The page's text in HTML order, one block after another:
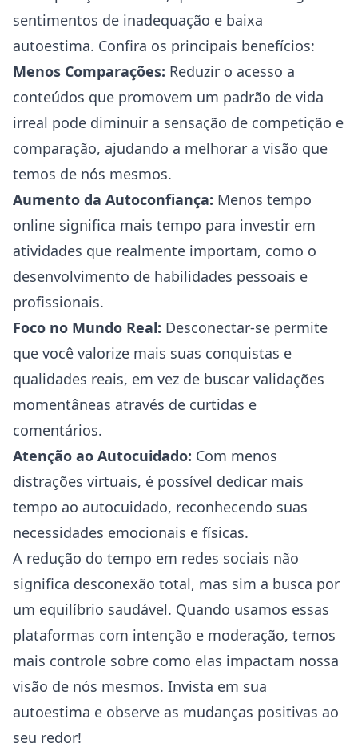
sentimentos de inadequação e baixa
autoestima. Confira os principais benefícios:
Menos Comparações: Reduzir o acesso a
conteúdos que promovem um padrão de vida
irreal pode diminuir a sensação de competição e
comparação, ajudando a melhorar a visão que
temos de nós mesmos.
Aumento da Autoconfiança: Menos tempo
online significa mais tempo para investir em
atividades que realmente importam, como o
desenvolvimento de habilidades pessoais e
profissionais.
Foco no Mundo Real: Desconectar-se permite
que você valorize mais suas conquistas e
qualidades reais, em vez de buscar validações
momentâneas através de curtidas e
comentários.
Atenção ao Autocuidado: Com menos
distrações virtuais, é possível dedicar mais
tempo ao autocuidado, reconhecendo suas
necessidades emocionais e físicas.
A redução do tempo em redes sociais não
significa desconexão total, mas sim a busca por
um equilíbrio saudável. Quando usamos essas
plataformas com intenção e moderação, temos
mais controle sobre como elas impactam nossa
visão de nós mesmos. Invista em sua
autoestima e observe as mudanças positivas ao
seu redor!